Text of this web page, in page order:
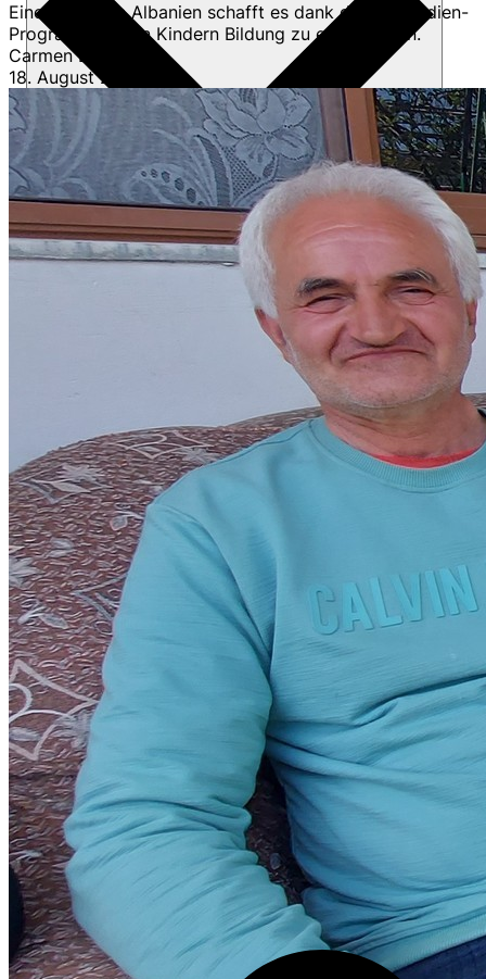
Patenschaften
Spenden
Eine Familie in Albanien schafft es dank des Stipendien-
Programms, allen Kindern Bildung zu ermöglichen.
Carmen Bohnacker
18. August 2025